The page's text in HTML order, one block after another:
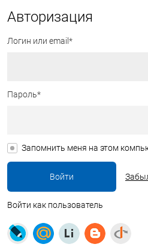
Авторизация
Логин или email*
Пароль*
Запомнить меня на этом
Войти как пользователь